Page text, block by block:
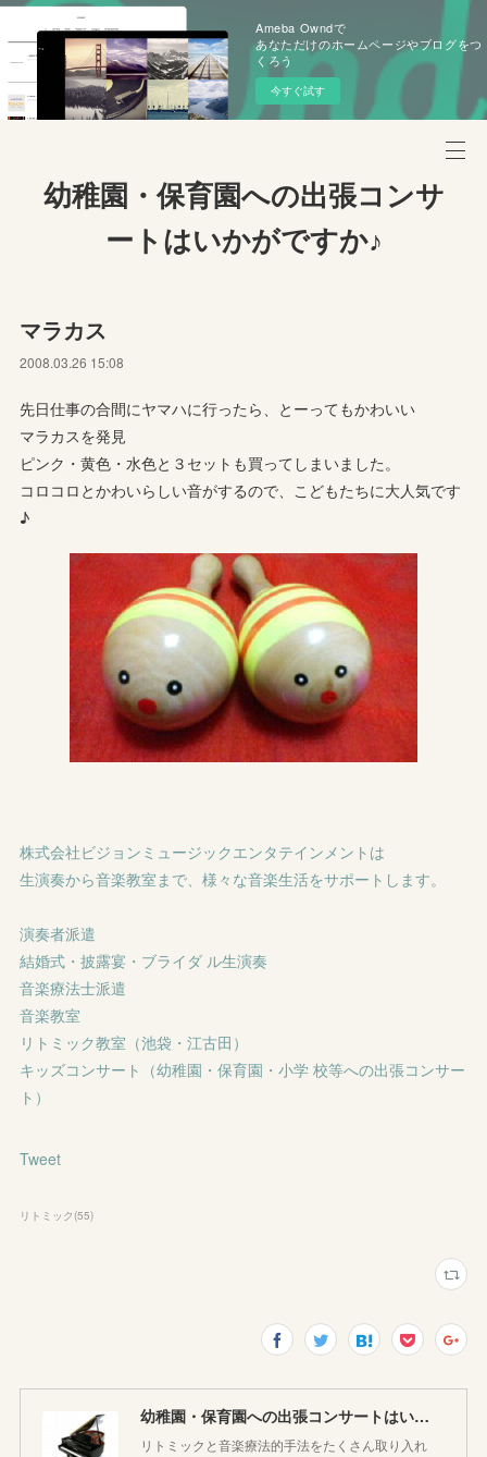
Ameba Owndで
あなただけのホームページやブログをつ
くろう
今すぐ試す
幼稚園・保育園への出張コンサ
ートはいかがですか♪
マラカス
2008.03.26 15:08
先日仕事の合間にヤマハに行ったら、とーってもかわいい
マラカスを発見
ピンク・黄色・水色と３セットも買ってしまいました。
コロコロとかわいらしい音がするので、こどもたちに大人気です
♪
株式会社ビジョンミュージックエンタテインメントは
生演奏から音楽教室まで、様々な音楽生活をサポートします。
演奏者派遣
結婚式・披露宴・ブライダ ル生演奏
音楽療法士派遣
音楽教室
リトミック教室（池袋・江古田）
キッズコンサート（幼稚園・保育園・小学 校等への出張コンサー
ト）
Tweet
リトミック (55)
幼稚園・保育園への出張コンサートはいかがですか♪
リトミックと音楽療法的手法をたくさん取り入れ